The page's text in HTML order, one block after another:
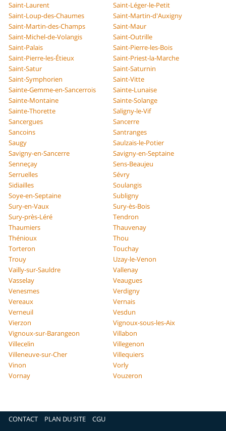
Saint-Laurent
Saint-Léger-le-Petit
Saint-Loup-des-Chaumes
Saint-Martin-d'Auxigny
Saint-Martin-des-Champs
Saint-Maur
Saint-Michel-de-Volangis
Saint-Outrille
Saint-Palais
Saint-Pierre-les-Bois
Saint-Pierre-les-Étieux
Saint-Priest-la-Marche
Saint-Satur
Saint-Saturnin
Saint-Symphorien
Saint-Vitte
Sainte-Gemme-en-Sancerrois
Sainte-Lunaise
Sainte-Montaine
Sainte-Solange
Sainte-Thorette
Saligny-le-Vif
Sancergues
Sancerre
Sancoins
Santranges
Saugy
Saulzais-le-Potier
Savigny-en-Sancerre
Savigny-en-Septaine
Senneçay
Sens-Beaujeu
Serruelles
Sévry
Sidiailles
Soulangis
Soye-en-Septaine
Subligny
Sury-en-Vaux
Sury-ès-Bois
Sury-près-Léré
Tendron
Thaumiers
Thauvenay
Thénioux
Thou
Torteron
Touchay
Trouy
Uzay-le-Venon
Vailly-sur-Sauldre
Vallenay
Vasselay
Veaugues
Venesmes
Verdigny
Vereaux
Vernais
Verneuil
Vesdun
Vierzon
Vignoux-sous-les-Aix
Vignoux-sur-Barangeon
Villabon
Villecelin
Villegenon
Villeneuve-sur-Cher
Villequiers
Vinon
Vorly
Vornay
Vouzeron
CONTACT PLAN DU SITE CGU